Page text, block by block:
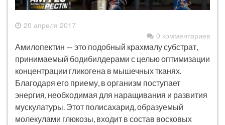
20 апреля 2017
0 комментариев
Амилопектин — это подобный крахмалу субстрат,
принимаемый бодибилдерами с целью оптимизации
концентрации гликогена в мышечных тканях.
Благодаря его приему, в организм поступает
энергия, необходимая для наращивания и развития
мускулатуры. Этот полисахарид, образуемый
молекулами глюкозы, входит в состав восковых